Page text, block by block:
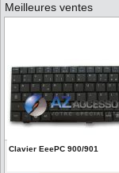
Meilleures ventes
Clavier EeePC 900/901